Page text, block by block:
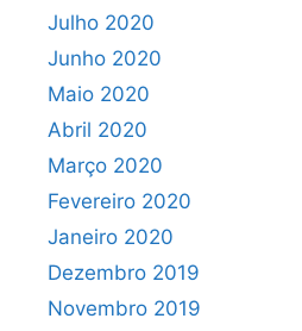
Julho 2020
Junho 2020
Maio 2020
Abril 2020
Março 2020
Fevereiro 2020
Janeiro 2020
Dezembro 2019
Novembro 2019